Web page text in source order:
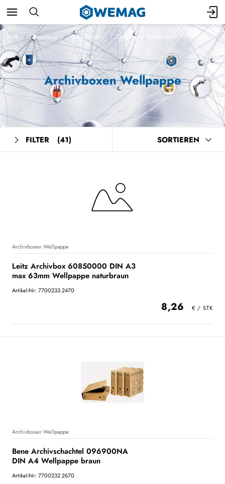
Start Webshop Bürobedarf Ordnung & Registrieren
Archivboxen Wellpappe
FILTER (41) SORTIEREN
Archivboxen Wellpappe
Leitz Archivbox 60850000 DIN A3
max 63mm Wellpappe naturbraun
Artikel-Nr: 7700233.2470
8,26
Archivboxen Wellpappe
Bene Archivschachtel 096900NA
DIN A4 Wellpappe braun
Artikel-Nr: 7700232.2670